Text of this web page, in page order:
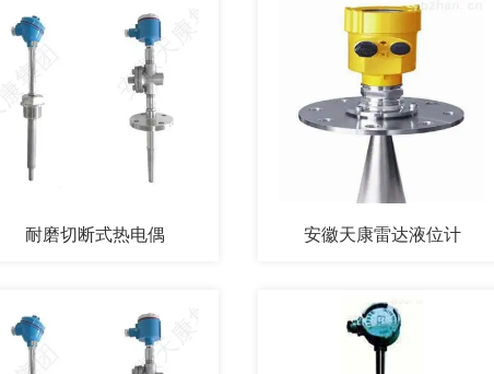
耐磨切断式热电偶 安徽天康雷达液位计